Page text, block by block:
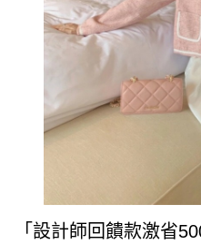
「設計師回饋款激省